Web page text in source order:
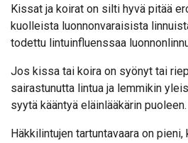
Kissat ja koirat on silti hyvä pitää
kuolleista luonnonvaraisista
todettu lintuinfluenssaa
Jos kissa tai koira on syönyt tai
sairastunutta lintua ja lemmikin
syytä kääntyä eläinlääkärin puoleen.
Häkkilintujen tartuntavaara on